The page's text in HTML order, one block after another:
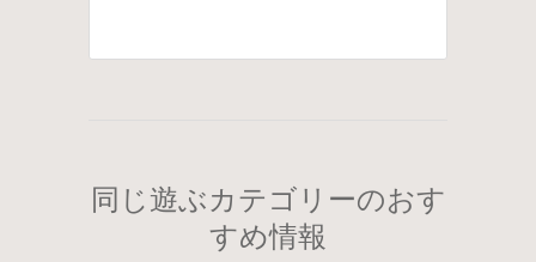
同じ遊ぶカテゴリーのおす
すめ情報